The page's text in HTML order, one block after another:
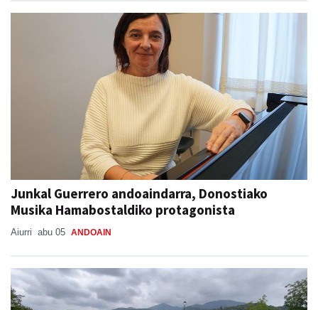
Junkal Guerrero andoaindarra, Donostiako
Musika Hamabostaldiko protagonista
Aiurri abu 05 ANDOAIN